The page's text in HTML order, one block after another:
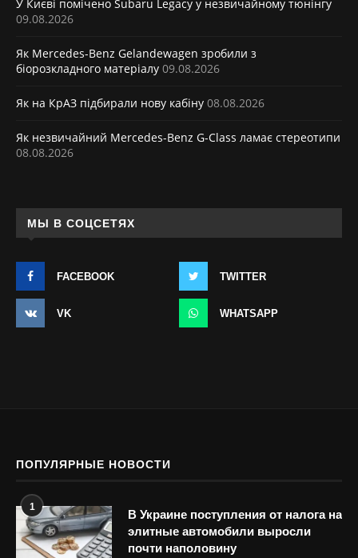
У Києві помічено Subaru Legacy у незвичайному тюнінгу
09.08.2026
Як Mercedes-Benz Gelandewagen зробили з
біорозкладного матеріалу 09.08.2026
Як на КрАЗ підбирали нову кабіну 08.08.2026
Як незвичайний Mercedes-Benz G-Class ламає стереотипи
08.08.2026
МЫ В СОЦСЕТЯХ
FACEBOOK TWITTER
VK WHATSAPP
ПОПУЛЯРНЫЕ НОВОСТИ
1
В Украине поступления от налога на
элитные автомобили выросли
почти наполовину